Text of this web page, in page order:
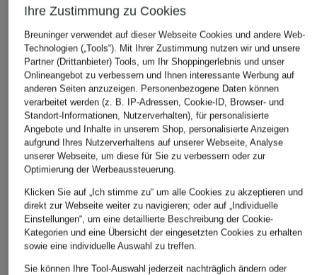
ba&sh
Jeanskleid LOVE
203 €
Bestpreis:290 €
CLOSED
Jeansshorts JOCY-X
190 €
ba&sh
Jeansshorts
108 €
Bestpreis:
Ihre Zustimmung zu Cookies
Breuninger verwendet auf dieser Webseite Cookies und andere Web-
Technologien („Tools“). Mit Ihrer Zustimmung nutzen wir und unsere
Partner (Drittanbieter) Tools, um Ihr Shoppingerlebnis und unser
Onlineangebot zu verbessern und Ihnen interessante Werbung auf
anderen Seiten anzuzeigen. Personenbezogene Daten können
verarbeitet werden (z. B. IP-Adressen, Cookie-ID, Browser- und
Standort-Informationen, Nutzerverhalten), für personalisierte
Angebote und Inhalte in unserem Shop, personalisierte Anzeigen
aufgrund Ihres Nutzerverhaltens auf unserer Webseite, Analyse
unserer Webseite, um diese für Sie zu verbessern oder zur
Optimierung der Werbeaussteuerung.
Klicken Sie auf „Ich stimme zu“ um alle Cookies zu akzeptieren und
direkt zur Webseite weiter zu navigieren; oder auf „Individuelle
Einstellungen“, um eine detaillierte Beschreibung der Cookie-
Kategorien und eine Übersicht der eingesetzten Cookies zu erhalten
sowie eine individuelle Auswahl zu treffen.
Sie können Ihre Tool-Auswahl jederzeit nachträglich ändern oder